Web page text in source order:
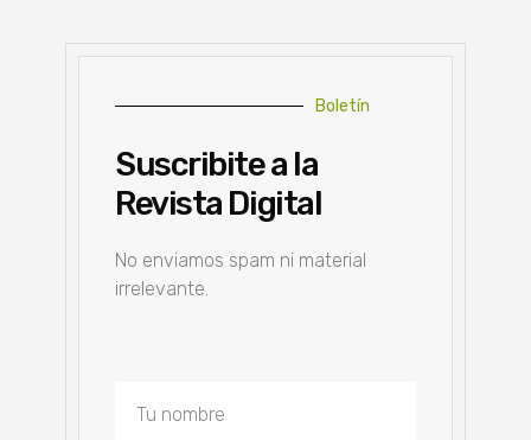
Boletín
Suscribite a la
Revista Digital
No enviamos spam ni material
irrelevante.